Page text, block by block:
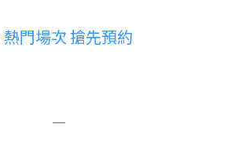
熱門場次 搶先預約